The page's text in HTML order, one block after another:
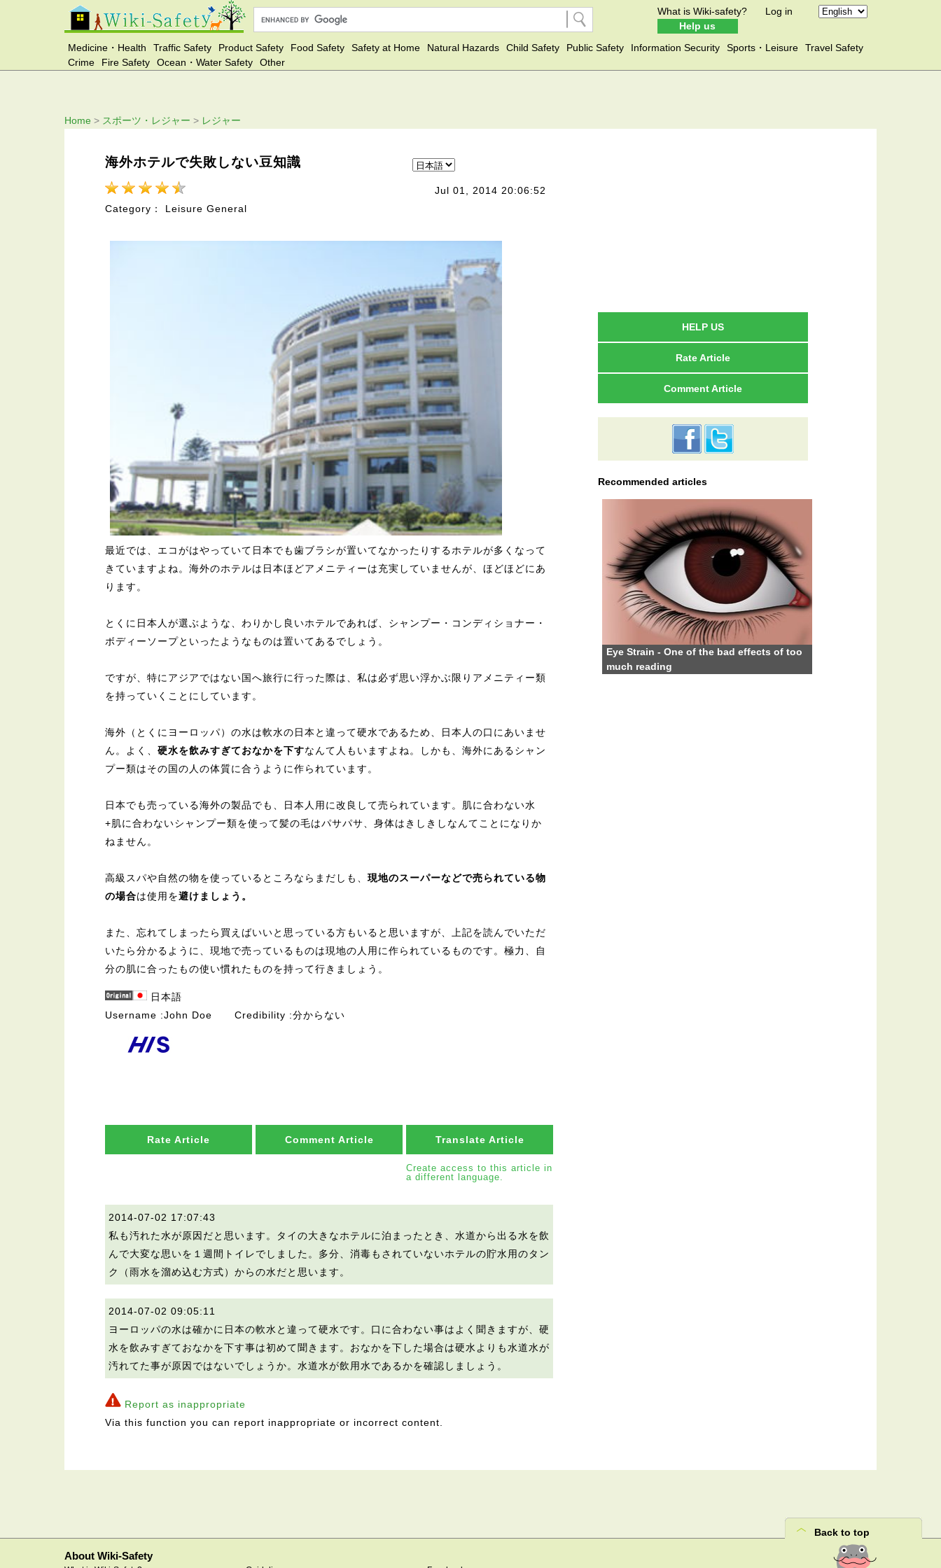
What is Wiki-safety?
Help us
Log in
Medicine・Health Traffic Safety Product Safety Food Safety Safety at Home Natural Hazards Child Safety Public Safety Information Security Sports・Leisure
Travel Safety
Crime
Fire Safety Ocean・Water Safety Other
Home > スポーツ・レジャー > レジャー
海外ホテルで失敗しない豆知識
Jul 01, 2014 20:06:52
Category： Leisure General
最近では、エコがはやっていて日本でも歯ブラシが置いてなかったりするホテルが多くなって
きていますよね。海外のホテルは日本ほどアメニティーは充実していませんが、ほどほどにあ
ります。
とくに日本人が選ぶような、わりかし良いホテルであれば、シャンプー・コンディショナー・
ボディーソープといったようなものは置いてあるでしょう。
ですが、特にアジアではない国へ旅行に行った際は、私は必ず思い浮かぶ限りアメニティー類
を持っていくことにしています。
海外（とくにヨーロッパ）の水は軟水の日本と違って硬水であるため、日本人の口にあいませ
ん。よく、 硬水を飲みすぎておなかを下すなんて人もいますよね。しかも、海外にあるシャン
プー類はその国の人の体質に合うように作られています。
日本でも売っている海外の製品でも、日本人用に改良して売られています。肌に合わない水
+肌に合わないシャンプー類を使って髪の毛はパサパサ、身体はきしきしなんてことになりか
ねません。
高級スパや自然の物を使っているところならまだしも、 現地のスーパーなどで売られている物
の場合は使用を避けましょう。
また、忘れてしまったら買えばいいと思っている方もいると思いますが、上記を読んでいただ
いたら分かるように、現地で売っているものは現地の人用に作られているものです。極力、自
分の肌に合ったもの使い慣れたものを持って行きましょう。
日本語
Username
John Doe Credibility 分からない
Rate Article Comment Article Translate Article
Create access to this article in
a different language.
2014-07-02 17:07:43
私も汚れた水が原因だと思います。タイの大きなホテルに泊まったとき、水道から出る水を飲
んで大変な思いを１週間トイレでしました。多分、消毒もされていないホテルの貯水用のタン
ク（雨水を溜め込む方式）からの水だと思います。
2014-07-02 09:05:11
ヨーロッパの水は確かに日本の軟水と違って硬水です。口に合わない事はよく聞きますが、硬
水を飲みすぎておなかを下す事は初めて聞きます。おなかを下した場合は硬水よりも水道水が
汚れてた事が原因ではないでしょうか。水道水が飲用水であるかを確認しましょう。
Report as inappropriate
Via this function you can report inappropriate or incorrect content.
HELP US
Rate Article
Comment Article
Recommended articles
Eye Strain - One of the bad effects of too
much reading
Back to top
About Wiki-Safety